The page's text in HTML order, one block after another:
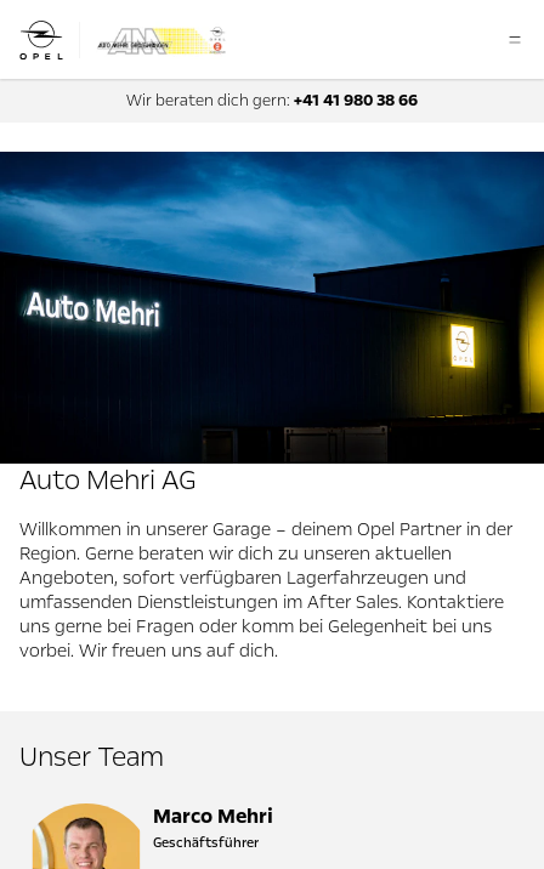
Wir beraten dich gern: +41 41 980 38 66
Auto Mehri AG
Willkommen in unserer Garage – deinem Opel Partner in der
Region. Gerne beraten wir dich zu unseren aktuellen
Angeboten, sofort verfügbaren Lagerfahrzeugen und
umfassenden Dienstleistungen im After Sales. Kontaktiere
uns gerne bei Fragen oder komm bei Gelegenheit bei uns
vorbei. Wir freuen uns auf dich.
Unser Team
Marco Mehri
Geschäftsführer